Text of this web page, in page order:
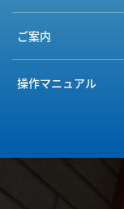
ご案内
操作マニュアル